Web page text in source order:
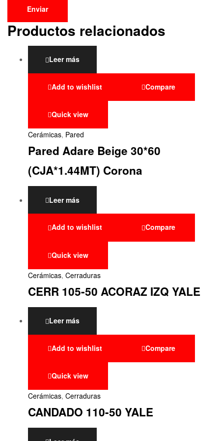
Productos relacionados
Leer más
Add to wishlist Compare
Quick view
Cerámicas, Pared
Pared Adare Beige 30*60
(CJA*1.44MT) Corona
Leer más
Add to wishlist Compare
Quick view
Cerámicas, Cerraduras
CERR 105-50 ACORAZ IZQ YALE
Leer más
Add to wishlist Compare
Quick view
Cerámicas, Cerraduras
CANDADO 110-50 YALE